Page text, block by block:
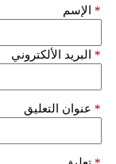
الإسم *
البريد الألكتروني *
عنوان التعليق *